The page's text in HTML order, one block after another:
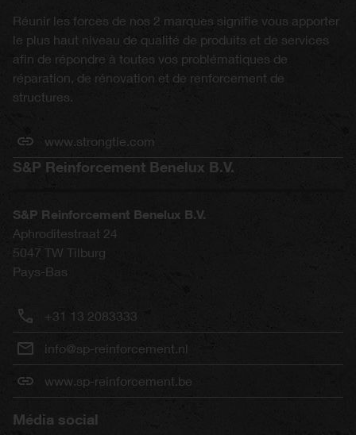
Réunir les forces de nos 2 marques signifie vous apporter
le plus haut niveau de qualité de produits et de services
afin de répondre à toutes vos problématiques de
réparation, de rénovation et de renforcement de
structures.
www.strongtie.com
S&P Reinforcement Benelux B.V.
S&P Reinforcement Benelux B.V.
Aphroditestraat 24
5047 TW Tilburg
Pays-Bas
+31 13 2083333
info@sp-reinforcement.nl
www.sp-reinforcement.be
Média social